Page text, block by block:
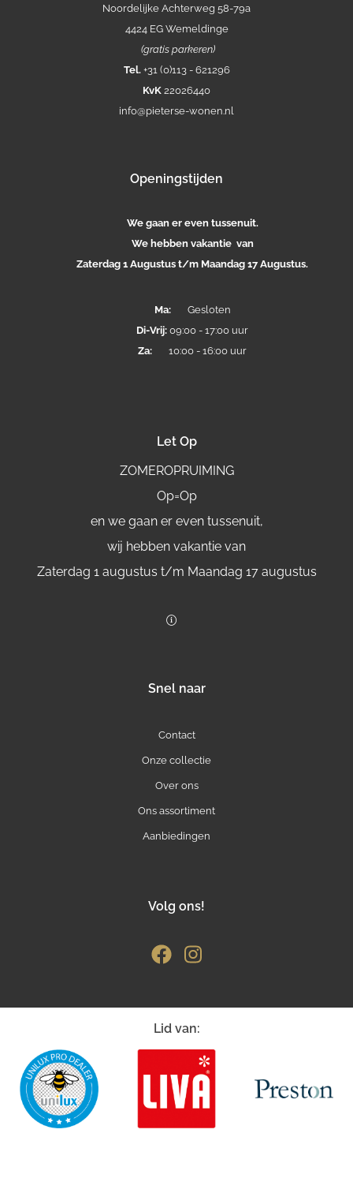
Noordelijke Achterweg 58-79a
4424 EG Wemeldinge
(gratis parkeren)
Tel. +31 (0)113 - 621296
KvK 22026440
info@pieterse-wonen.nl
Openingstijden
We gaan er even tussenuit.
We hebben vakantie van
Zaterdag 1 Augustus t/m Maandag 17 Augustus.
Ma: Gesloten
Di-Vrij:09:00 - 17:00 uur
Za: 10:00 - 16:00 uur
Let Op
ZOMEROPRUIMING
Op=Op
en we gaan er even tussenuit,
wij hebben vakantie van
Zaterdag 1 augustus t/m Maandag 17 augustus
Snel naar
Contact
Onze collectie
Over ons
Ons assortiment
Aanbiedingen
Volg ons!
Lid van: